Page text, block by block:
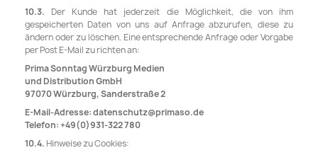
10.3. Der Kunde hat jederzeit die Möglichkeit, die von ihm
gespeicherten Daten von uns auf Anfrage abzurufen, diese zu
ändern oder zu löschen. Eine entsprechende Anfrage oder Vorgabe
per Post E-Mail zu richten an:
Prima Sonntag Würzburg Medien
und Distribution GmbH
97070 Würzburg, Sanderstraße 2
E-Mail-Adresse: datenschutz@primaso.de
Telefon: +49(0)931-322 780
10.4. Hinweise zu Cookies: